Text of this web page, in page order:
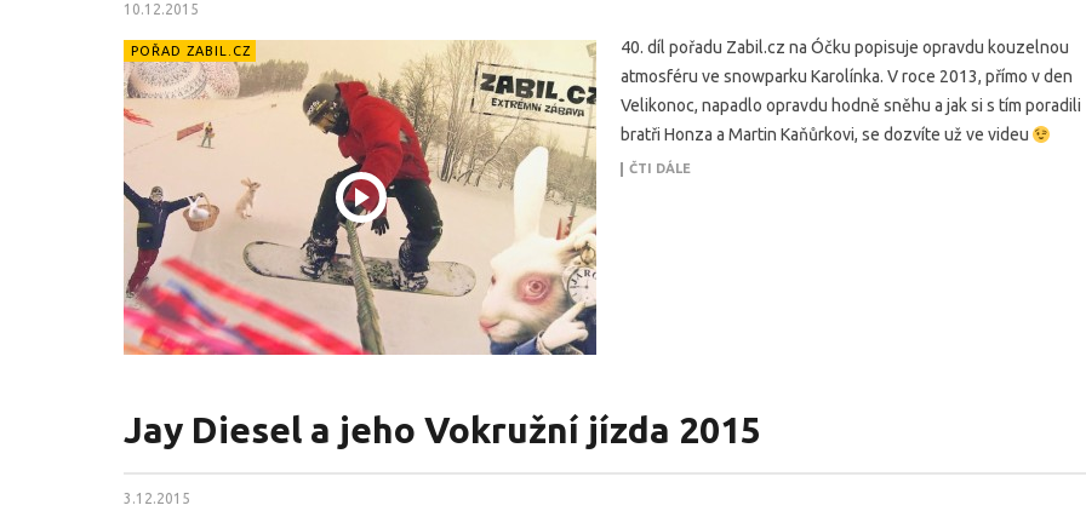
10.12.2015
POŘAD ZABIL.CZ
40. díl pořadu Zabil.cz na Óčku popisuje opravdu kouzelnou
atmosféru ve snowparku Karolínka. V roce 2013, přímo v den
Velikonoc, napadlo opravdu hodně sněhu a jak si s tím poradili
bratři Honza a Martin Kaňůrkovi, se dozvíte už ve videu
ČTI DÁLE
Jay Diesel a jeho Vokružní jízda 2015
3.12.2015